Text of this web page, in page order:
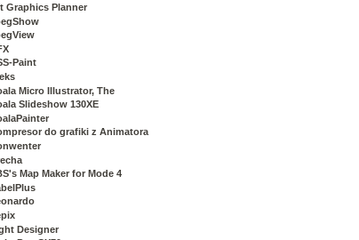
Graphics Planner
Paint
Micro Illustrator, The
Slideshow 130XE
do grafiki z Animatora
Map Maker for Mode 4
Designer